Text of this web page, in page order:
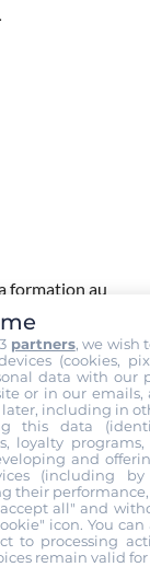
formation au
Voiture
de mon
ma formation. Je
dans un autre
€
partners, we wish
(cookies,
data with our
or in our emails,
including in
this data
loyalty
and
(including
their
all" and
icon. You
to processing
remain valid